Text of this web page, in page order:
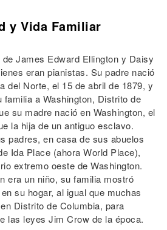
y Vida Familiar
James Edward Ellington y Daisy
eran pianistas. Su padre nació
del Norte, el 15 de abril de 1879, y
familia a Washington, Distrito de
su madre nació en Washington, el
la hija de un antiguo esclavo.
padres, en casa de sus abuelos
Ida Place (ahora World Place),
extremo oeste de Washington.
era un niño, su familia mostró
su hogar, al igual que muchas
Distrito de Columbia, para
las leyes Jim Crow de la época.